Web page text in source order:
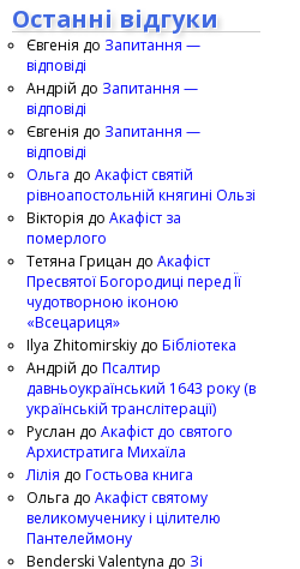
Останні відгуки
Євгенія до Запитання —
відповіді
Андрій до Запитання —
відповіді
Євгенія до Запитання —
відповіді
Ольга до Акафіст святій
рівноапостольній княгині Ользі
Вікторія до Акафіст за
померлого
Тетяна Грицан до Акафіст
Пресвятої Богородиці перед Її
чудотворною іконою
«Всецариця»
Ilya Zhitomirskiy до Бібліотека
Андрій до Псалтир
давньоукраїнський 1643 року (в
українській транслітерації)
Руслан до Акафіст до святого
Архистратига Михаїла
Лілія до Гостьова книга
Ольга до Акафіст святому
великомученику і цілителю
Пантелеймону
Benderski Valentyna до Зі